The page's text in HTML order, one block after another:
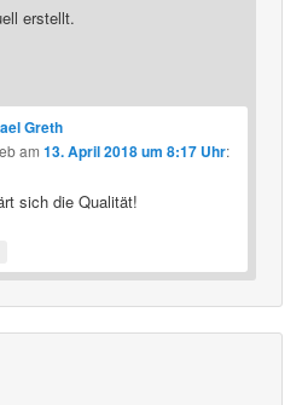
erstellt.
Greth
am13. April 2018 um 8:17 Uhr:
sich die Qualität!